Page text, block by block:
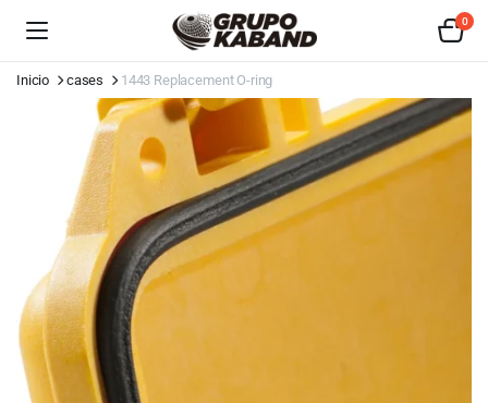
0
Inicio cases 1443 Replacement O-ring